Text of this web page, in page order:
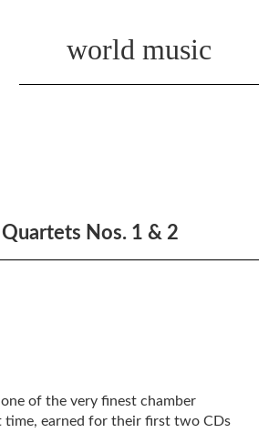
world music
Nos. 1 & 2
of the very finest chamber
time, earned for their first two CDs